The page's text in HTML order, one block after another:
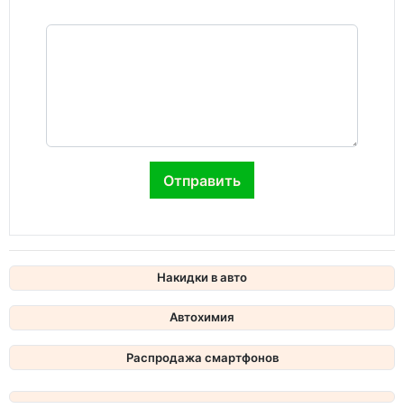
Накидки в авто
Автохимия
Распродажа смартфонов